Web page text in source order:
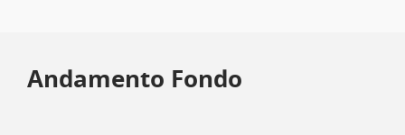
Andamento Fondo